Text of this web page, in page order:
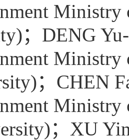
Ministry
；DENG
Ministry
；CHEN
Ministry
；XU